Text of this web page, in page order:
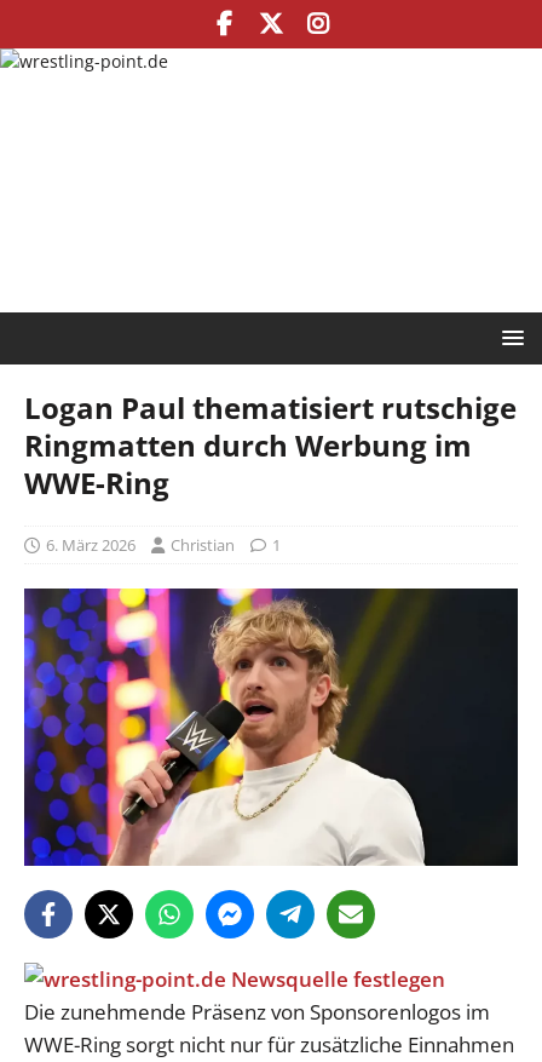
Logan Paul thematisiert rutschige
Ringmatten durch Werbung im
WWE-Ring
6. März 2026 Christian 1
Die zunehmende Präsenz von Sponsorenlogos im
WWE-Ring sorgt nicht nur für zusätzliche Einnahmen